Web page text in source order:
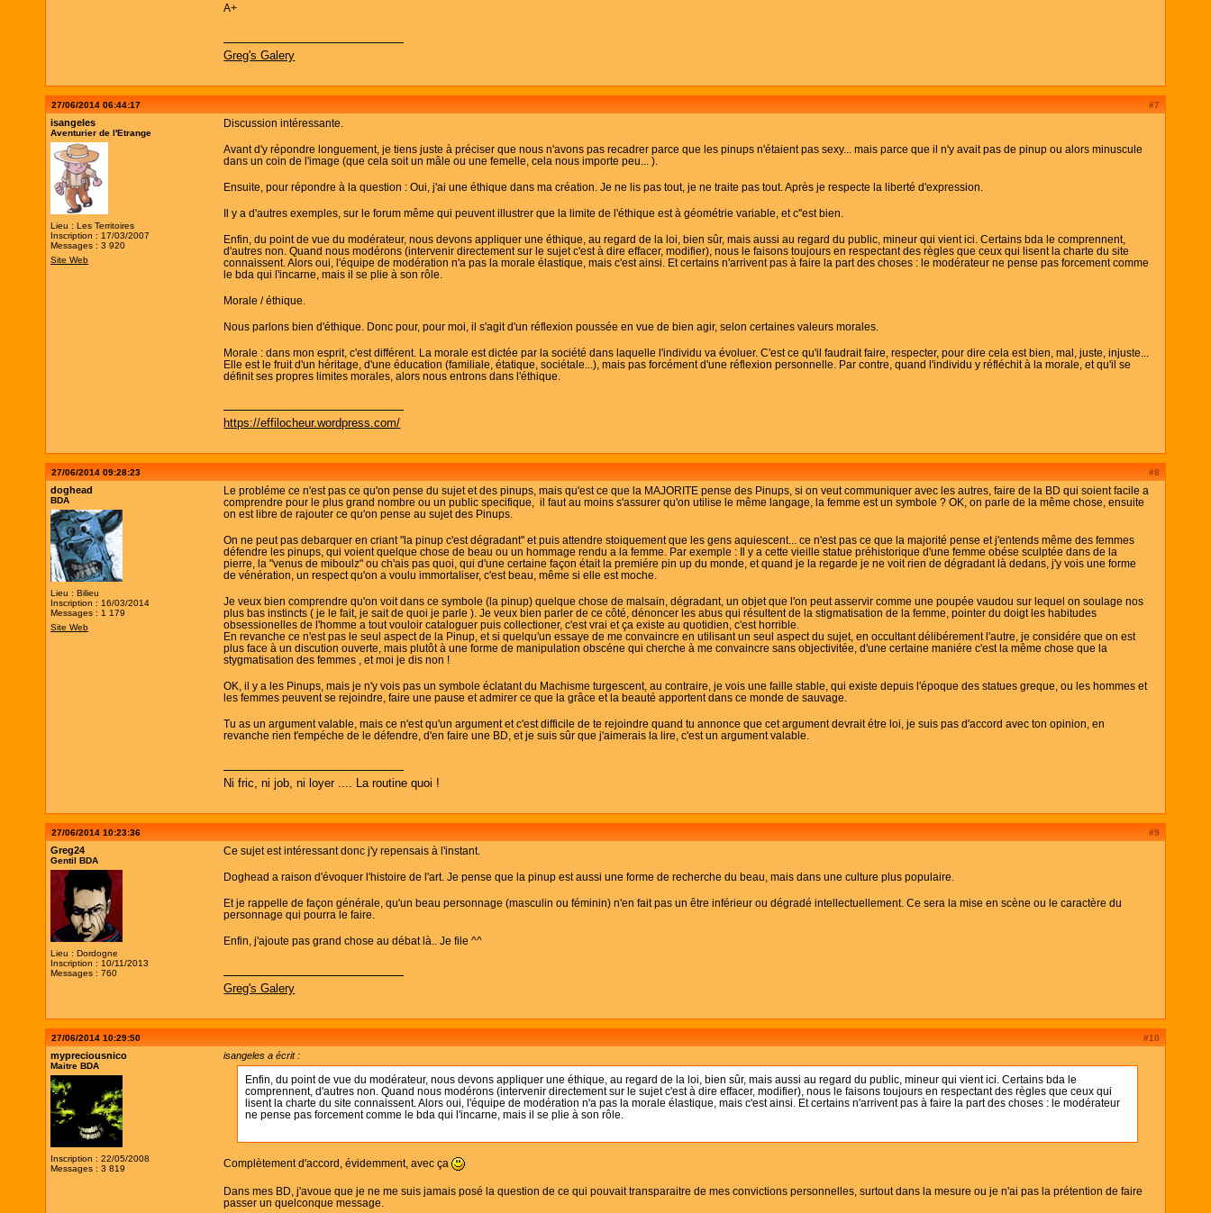
A+
Greg's Galery
#7
27/06/2014 06:44:17
isangeles
Aventurier de l'Etrange
Lieu : Les Territoires
Inscription : 17/03/2007
Messages : 3 920
Site Web
Discussion intéressante.
Avant d'y répondre longuement, je tiens juste à préciser que nous n'avons pas recadrer parce que les pinups n'étaient pas sexy... mais parce que il n'y avait pas de pinup ou alors minuscule
dans un coin de l'image (que cela soit un mâle ou une femelle, cela nous importe peu... ).
Ensuite, pour répondre à la question : Oui, j'ai une éthique dans ma création. Je ne lis pas tout, je ne traite pas tout. Après je respecte la liberté d'expression.
Il y a d'autres exemples, sur le forum même qui peuvent illustrer que la limite de l'éthique est à géométrie variable, et c''est bien.
Enfin, du point de vue du modérateur, nous devons appliquer une éthique, au regard de la loi, bien sûr, mais aussi au regard du public, mineur qui vient ici. Certains bda le comprennent,
d'autres non. Quand nous modérons (intervenir directement sur le sujet c'est à dire effacer, modifier), nous le faisons toujours en respectant des règles que ceux qui lisent la charte du site
connaissent. Alors oui, l'équipe de modération n'a pas la morale élastique, mais c'est ainsi. Et certains n'arrivent pas à faire la part des choses : le modérateur ne pense pas forcement comme
le bda qui l'incarne, mais il se plie à son rôle.
Morale / éthique.
Nous parlons bien d'éthique. Donc pour, pour moi, il s'agit d'un réflexion poussée en vue de bien agir, selon certaines valeurs morales.
Morale : dans mon esprit, c'est différent. La morale est dictée par la société dans laquelle l'individu va évoluer. C'est ce qu'il faudrait faire, respecter, pour dire cela est bien, mal, juste, injuste...
Elle est le fruit d'un héritage, d'une éducation (familiale, étatique, sociétale...), mais pas forcément d'une réflexion personnelle. Par contre, quand l'individu y réfléchit à la morale, et qu'il se
définit ses propres limites morales, alors nous entrons dans l'éthique.
https://effilocheur.wordpress.com/
#8
27/06/2014 09:28:23
doghead
BDA
Lieu : Bilieu
Inscription : 16/03/2014
Messages : 1 179
Site Web
Le probléme ce n'est pas ce qu'on pense du sujet et des pinups, mais qu'est ce que la MAJORITE pense des Pinups, si on veut communiquer avec les autres, faire de la BD qui soient facile a
comprendre pour le plus grand nombre ou un public specifique, il faut au moins s'assurer qu'on utilise le même langage, la femme est un symbole ? OK, on parle de la même chose, ensuite
on est libre de rajouter ce qu'on pense au sujet des Pinups.
On ne peut pas debarquer en criant "la pinup c'est dégradant" et puis attendre stoiquement que les gens aquiescent... ce n'est pas ce que la majorité pense et j'entends même des femmes
défendre les pinups, qui voient quelque chose de beau ou un hommage rendu a la femme. Par exemple : Il y a cette vieille statue préhistorique d'une femme obése sculptée dans de la
pierre, la "venus de miboulz" ou ch'ais pas quoi, qui d'une certaine façon était la premiére pin up du monde, et quand je la regarde je ne voit rien de dégradant là dedans, j'y vois une forme
de vénération, un respect qu'on a voulu immortaliser, c'est beau, même si elle est moche.
Je veux bien comprendre qu'on voit dans ce symbole (la pinup) quelque chose de malsain, dégradant, un objet que l'on peut asservir comme une poupée vaudou sur lequel on soulage nos
plus bas instincts ( je le fait, je sait de quoi je parle ). Je veux bien parler de ce côté, dénoncer les abus qui résultent de la stigmatisation de la femme, pointer du doigt les habitudes
obsessionelles de l'homme a tout vouloir cataloguer puis collectioner, c'est vrai et ça existe au quotidien, c'est horrible.
En revanche ce n'est pas le seul aspect de la Pinup, et si quelqu'un essaye de me convaincre en utilisant un seul aspect du sujet, en occultant délibérement l'autre, je considére que on est
plus face à un discution ouverte, mais plutôt à une forme de manipulation obscéne qui cherche à me convaincre sans objectivitée, d'une certaine maniére c'est la même chose que la
stygmatisation des femmes , et moi je dis non !
OK, il y a les Pinups, mais je n'y vois pas un symbole éclatant du Machisme turgescent, au contraire, je vois une faille stable, qui existe depuis l'époque des statues greque, ou les hommes et
les femmes peuvent se rejoindre, faire une pause et admirer ce que la grâce et la beauté apportent dans ce monde de sauvage.
Tu as un argument valable, mais ce n'est qu'un argument et c'est difficile de te rejoindre quand tu annonce que cet argument devrait étre loi, je suis pas d'accord avec ton opinion, en
revanche rien t'empéche de le défendre, d'en faire une BD, et je suis sûr que j'aimerais la lire, c'est un argument valable.
Ni fric, ni job, ni loyer .... La routine quoi !
#9
27/06/2014 10:23:36
Greg24
Gentil BDA
Lieu : Dordogne
Inscription : 10/11/2013
Messages : 760
Ce sujet est intéressant donc j'y repensais à l'instant.
Doghead a raison d'évoquer l'histoire de l'art. Je pense que la pinup est aussi une forme de recherche du beau, mais dans une culture plus populaire.
Et je rappelle de façon générale, qu'un beau personnage (masculin ou féminin) n'en fait pas un être inférieur ou dégradé intellectuellement. Ce sera la mise en scène ou le caractère du
personnage qui pourra le faire.
Enfin, j'ajoute pas grand chose au débat là.. Je file ^^
Greg's Galery
#10
27/06/2014 10:29:50
mypreciousnico
Maitre BDA
Inscription : 22/05/2008
Messages : 3 819
isangeles a écrit :
Enfin, du point de vue du modérateur, nous devons appliquer une éthique, au regard de la loi, bien sûr, mais aussi au regard du public, mineur qui vient ici. Certains bda le
comprennent, d'autres non. Quand nous modérons (intervenir directement sur le sujet c'est à dire effacer, modifier), nous le faisons toujours en respectant des règles que ceux qui
lisent la charte du site connaissent. Alors oui, l'équipe de modération n'a pas la morale élastique, mais c'est ainsi. Et certains n'arrivent pas à faire la part des choses : le modérateur
ne pense pas forcement comme le bda qui l'incarne, mais il se plie à son rôle.
Complètement d'accord, évidemment, avec ça
Dans mes BD, j'avoue que je ne me suis jamais posé la question de ce qui pouvait transparaitre de mes convictions personnelles, surtout dans la mesure ou je n'ai pas la prétention de faire
passer un quelconque message.